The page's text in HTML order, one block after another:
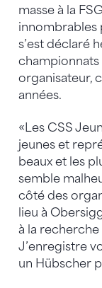
masse à la
innombrables
s’est déclaré
championnats
organisateur,
années.
«Les CSS
jeunes et
beaux et les
semble
côté des
lieu à
à la recherche
J’enregistre
un Hübscher